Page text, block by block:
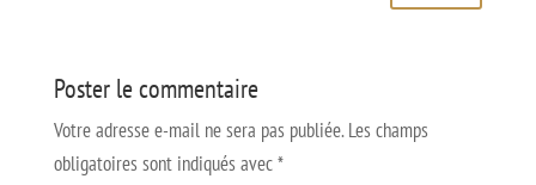
Poster le commentaire
Votre adresse e-mail ne sera pas publiée. Les champs
obligatoires sont indiqués avec*